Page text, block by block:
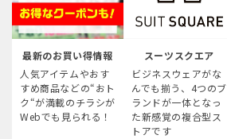
最新のお買い得情報
人気アイテムやおす
すめ商品などの“おト
ク“が満載のチラシが
Webでも見られる！
スーツスクエア
ビジネスウェアがな
んでも揃う、4つのブ
ランドが一体となっ
た新感覚の複合型ス
トアです